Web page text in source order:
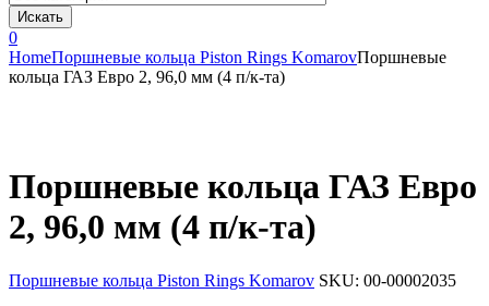
Искать
0
HomeПоршневые кольца Piston Rings KomarovПоршневые
кольца ГАЗ Евро 2, 96,0 мм (4 п/к-та)
Поршневые кольца ГАЗ Евро
2, 96,0 мм (4 п/к-та)
Поршневые кольца Piston Rings Komarov SKU: 00-00002035